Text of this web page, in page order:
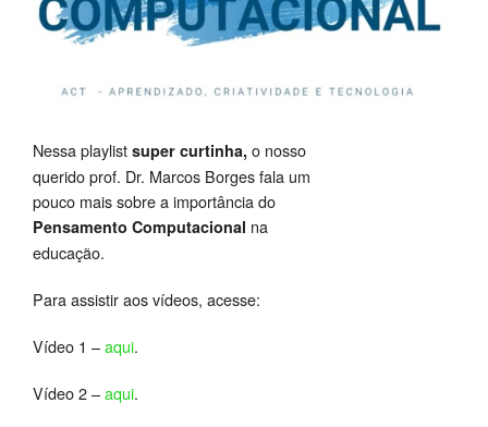
Nessa playlist super curtinha, o nosso
querido prof. Dr. Marcos Borges fala um
pouco mais sobre a importância do
Pensamento Computacional na
educação.
Para assistir aos vídeos, acesse:
Vídeo 1 –aqui.
Vídeo 2 –aqui.